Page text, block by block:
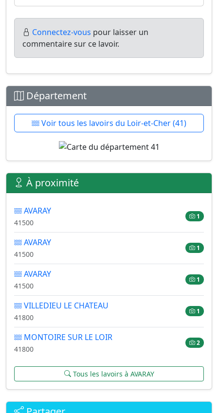
Connectez-vous pour laisser un
commentaire sur ce lavoir.
Département
Voir tous les lavoirs du Loir-et-Cher (41)
À proximité
AVARAY
41500
1
AVARAY
41500
1
AVARAY
41500
1
VILLEDIEU LE CHATEAU
41800
1
MONTOIRE SUR LE LOIR
41800
2
Tous les lavoirs à AVARAY